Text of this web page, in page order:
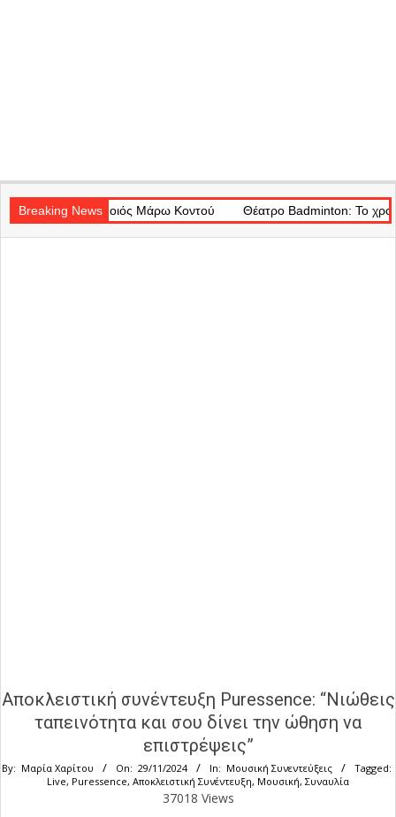
Navigation
Menu
Breaking News
Μάρω Κοντού Θέατρο Badminton: Το χρονικό ενός
Αποκλειστική συνέντευξη Puressence: “Νιώθεις
ταπεινότητα και σου δίνει την ώθηση να
επιστρέψεις”
By: Μαρία Χαρίτου On: 29/11/2024 In: Μουσική Συνεντεύξεις
Tagged:
Live, Puressence, Αποκλειστική Συνέντευξη, Μουσική, Συναυλία
37018 Views